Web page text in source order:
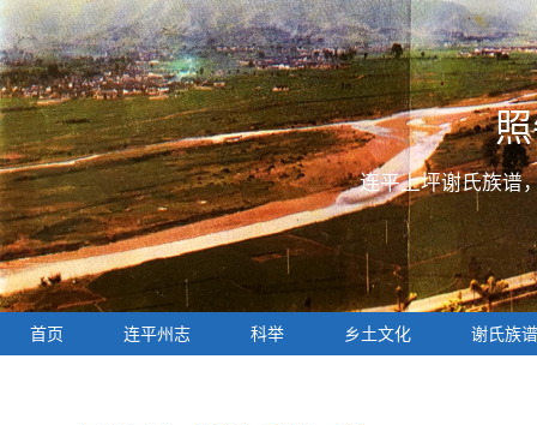
连平上坪谢氏族谱
首页 连平州志 科举 乡土文化 谢氏族谱